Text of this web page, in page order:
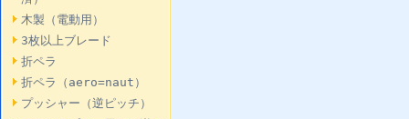
木製（電動用）
3枚以上ブレード
折ペラ
折ペラ（aero=naut）
プッシャー（逆ピッチ）